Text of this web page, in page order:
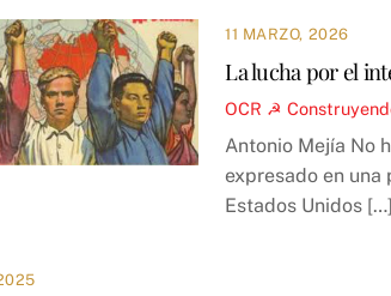
11 MARZO, 2026
La lucha por el
OCR ☭
Antonio Mejía No
expresado en
Estados Unidos […]